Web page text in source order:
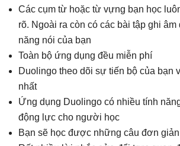
Các cụm từ hoặc từ vựng bạn học
rõ. Ngoài ra còn có các bài tập ghi âm
năng nói của bạn
Toàn bộ ứng dụng đều miễn phí
Duolingo theo dõi sự tiến bộ của bạn
nhất
Ứng dụng Duolingo có nhiều tính
động lực cho người học
Bạn sẽ học được những câu đơn